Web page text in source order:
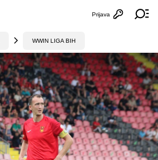
Otvori
Prijava
WWIN LIGA BIH